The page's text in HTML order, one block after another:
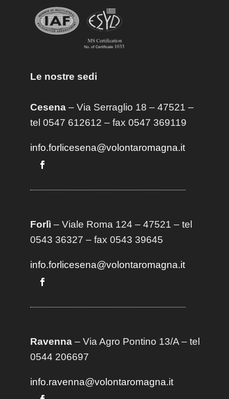
Le nostre sedi
Cesena– Via Serraglio 18 – 47521 –
tel 0547 612612 – fax 0547 369119
info.forlicesena@volontaromagna.it
Forlì – Viale Roma 124 – 47521 – tel
0543 36327 – fax 0543 39645
info.forlicesena@volontaromagna.it
Ravenna– Via Agro Pontino 13/A– tel
0544 206697
info.ravenna@volontaromagna.it